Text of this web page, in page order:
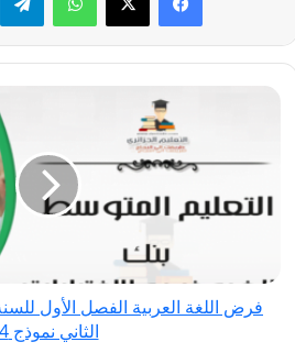
الأول
متوسط
فرض اللغة العربية الفصل الأول
الثاني نموذج 4